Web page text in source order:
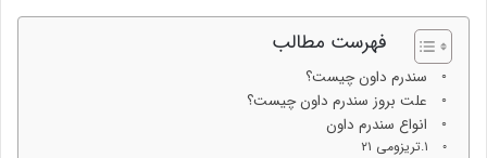
فهرست مطالب
سندرم داون چیست؟
علت بروز سندرم داون چیست؟
انواع سندرم داون
۱.تریزومی ۲۱